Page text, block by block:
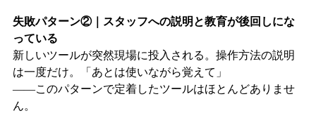
失敗パターン②｜スタッフへの説明と教育が後回しにな
っている
新しいツールが突然現場に投入される。操作方法の説明
は一度だけ。「あとは使いながら覚えて」
——このパターンで定着したツールはほとんどありませ
ん。